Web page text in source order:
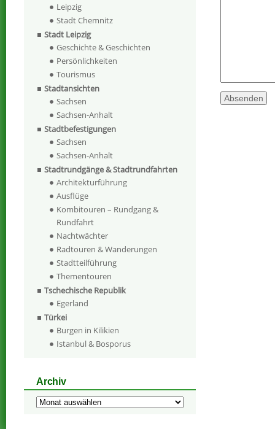
Leipzig
Stadt Chemnitz
Stadt Leipzig
Geschichte & Geschichten
Persönlichkeiten
Tourismus
Stadtansichten
Sachsen
Sachsen-Anhalt
Stadtbefestigungen
Sachsen
Sachsen-Anhalt
Stadtrundgänge & Stadtrundfahrten
Architekturführung
Ausflüge
Kombitouren – Rundgang &
Rundfahrt
Nachtwächter
Radtouren & Wanderungen
Stadtteilführung
Thementouren
Tschechische Republik
Egerland
Türkei
Burgen in Kilikien
Istanbul & Bosporus
Archiv
Archiv